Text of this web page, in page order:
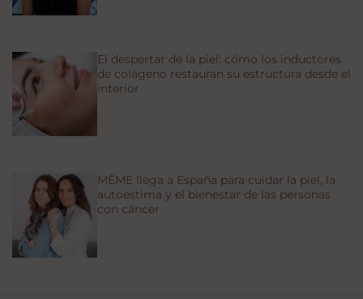
El despertar de la piel: cómo los inductores
de colágeno restauran su estructura desde el
interior
MÊME llega a España para cuidar la piel, la
autoestima y el bienestar de las personas
con cáncer